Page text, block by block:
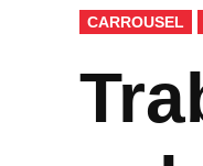
PUBLICADO
EN
CARROUSEL